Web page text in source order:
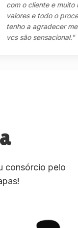
o cliente e muito
e todo o processo
a agradecer
são sensacional."
consórcio pelo